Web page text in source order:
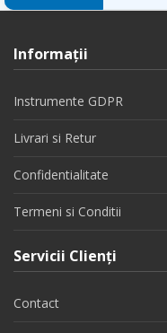
Informaţii
Instrumente GDPR
Livrari si Retur
Confidentialitate
Termeni si Conditii
Servicii Clienţi
Contact